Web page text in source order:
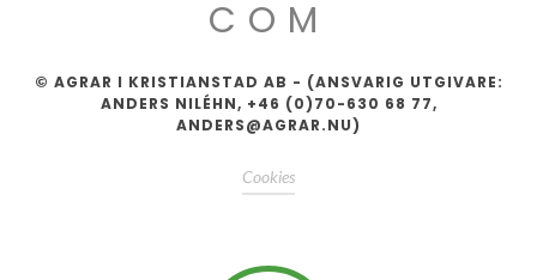
COM
© AGRAR I KRISTIANSTAD AB - (ANSVARIG UTGIVARE:
ANDERS NILÉHN, +46 (0)70-630 68 77,
ANDERS@AGRAR.NU)
Cookies